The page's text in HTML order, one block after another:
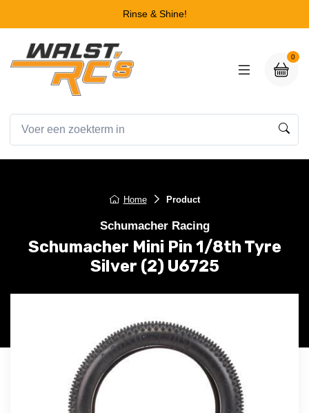
Rinse & Shine!
0
Home Product
Schumacher Racing
Schumacher Mini Pin 1/8th Tyre
Silver (2) U6725